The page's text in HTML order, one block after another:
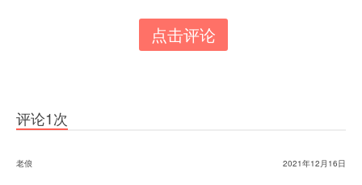
本
点击评论
评论1次
老俍 2021年12月16日